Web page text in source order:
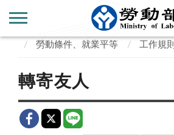
便民服務
常見問答
勞動條件、就業平等
工作規則
轉寄友人